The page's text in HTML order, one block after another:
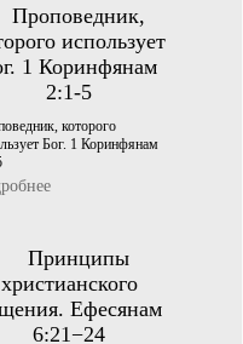
которого
Бог. 1 Коринфянам